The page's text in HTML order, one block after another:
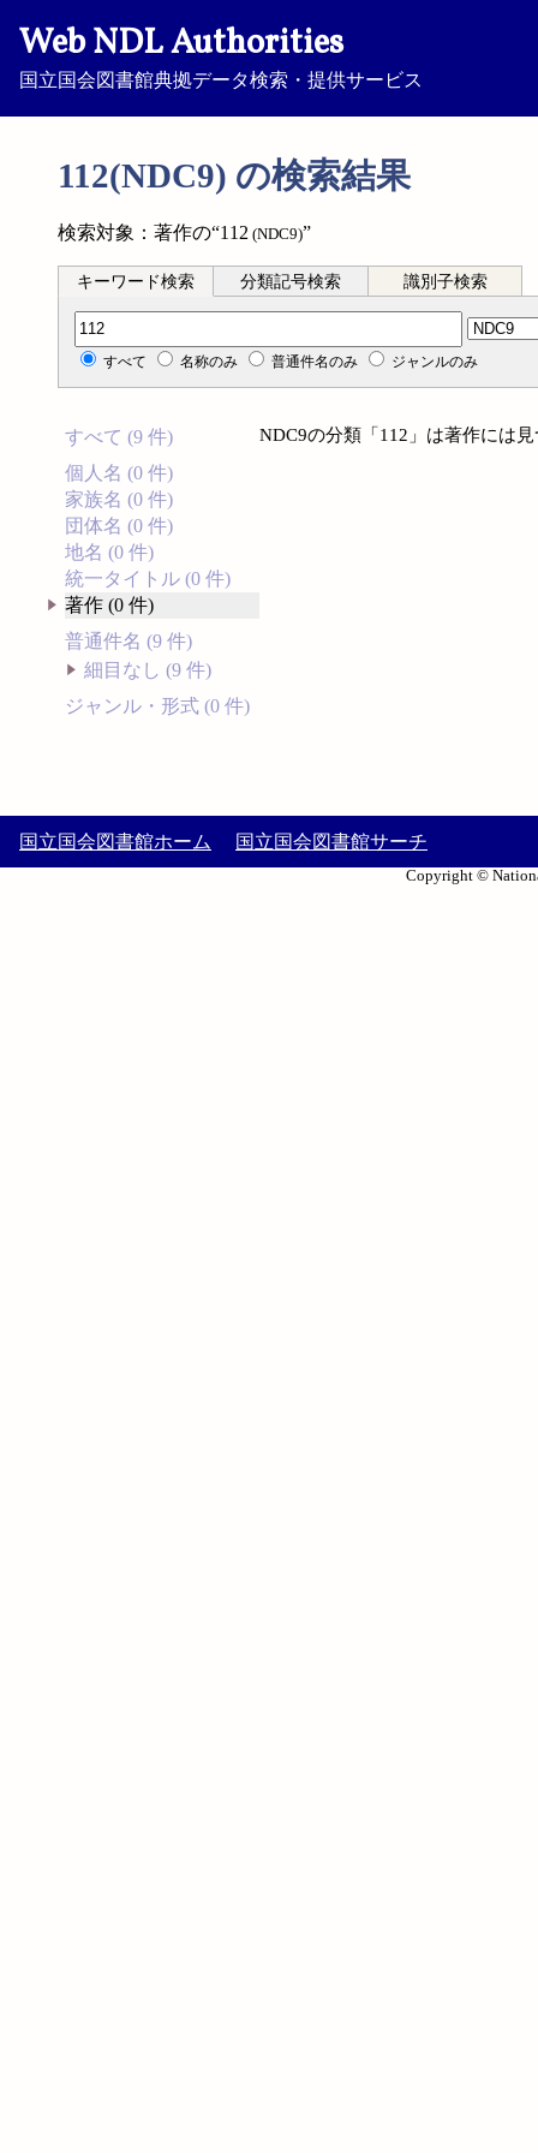
Web NDL Authorities
国立国会図書館典拠データ検索・提供サービス
112(NDC9) の検索結果
検索対象：著作の“112 (NDC9)”
キーワード検索 分類記号検索 識別子検索
分類記号検索
すべて 名称のみ 普通件名のみ ジャンルのみ
すべて (9 件)
個人名 (0 件)
家族名 (0 件)
団体名 (0 件)
地名 (0 件)
統一タイトル (0 件)
著作 (0 件)
普通件名 (9 件)
細目なし (9 件)
ジャンル・形式 (0 件)
NDC9の分類「112」は著作には
国立国会図書館ホーム 国立国会図書館サーチ
Copyright ©